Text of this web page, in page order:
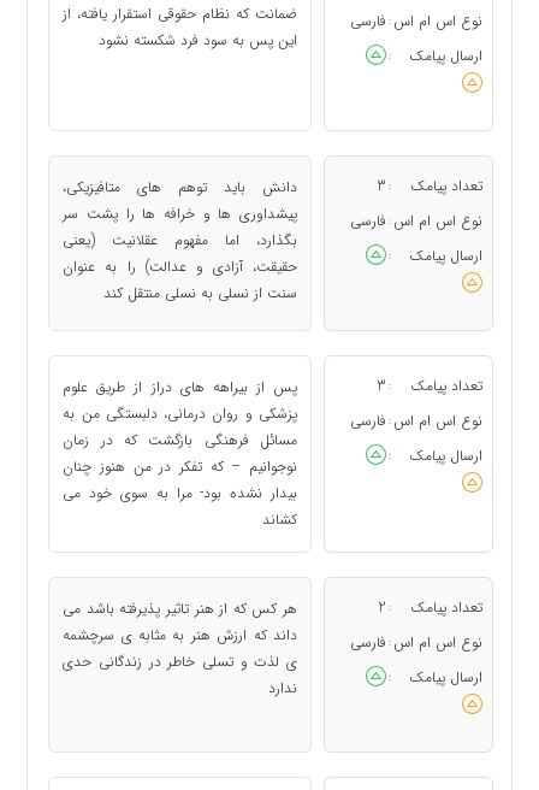
نوع اس ام اس : فارسی
ارسال پیامک
:
ضمانت كه نظام حقوقی استقرار یافته، از
این پس به سود فرد شكسته نشود
تعداد پیامک :
3
نوع اس ام اس : فارسی
ارسال پیامک
:
دانش باید توهم های متافیزیكی،
پیشداوری ها و خرافه ها را پشت سر
بگذارد، اما مفهوم عقلانیت (یعنی
حقیقت، آزادی و عدالت) را به عنوان
سنت از نسلی به نسلی منتقل كند
تعداد پیامک :
3
نوع اس ام اس : فارسی
ارسال پیامک
:
پس از بیراهه های دراز از طریق علوم
پزشكی و روان درمانی، دلبستگی من به
مسائل فرهنگی بازگشت كه در زمان
نوجوانیم – كه تفكر در من هنوز چنان
بیدار نشده بود- مرا به سوی خود می
كشاند
تعداد پیامک :
2
نوع اس ام اس : فارسی
ارسال پیامک
:
هر كس كه از هنر تاثیر پذیرفته باشد می
داند كه ارزش هنر به مثابه ی سرچشمه
ی لذت و تسلی خاطر در زندگانی حدی
ندارد